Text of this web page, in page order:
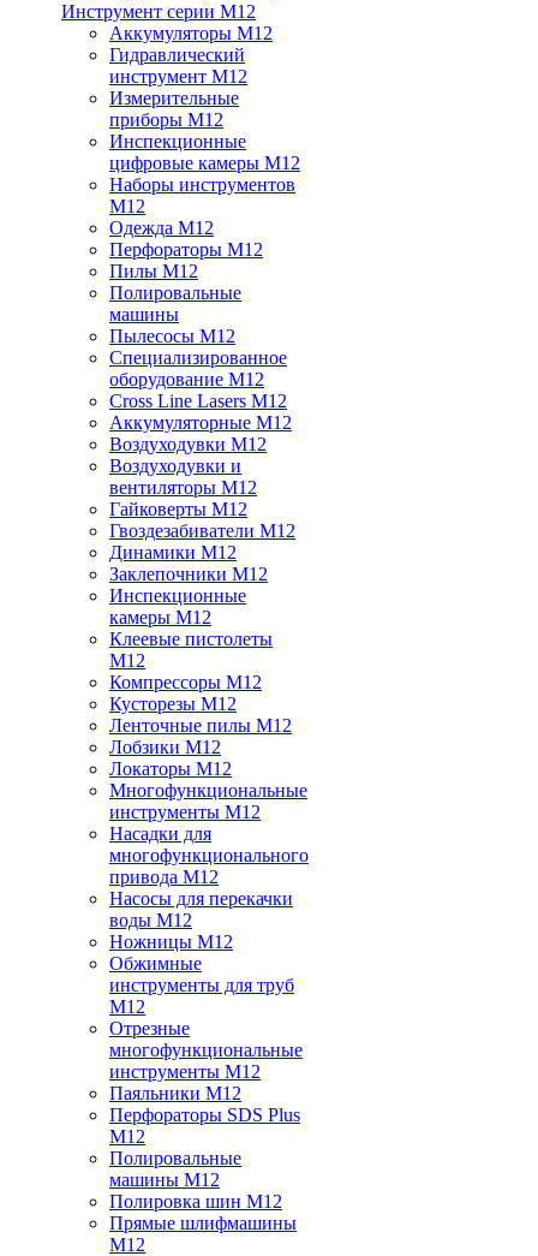
Инструмент серии M12
Аккумуляторы M12
Гидравлический
инструмент M12
Измерительные
приборы M12
Инспекционные
цифровые камеры M12
Наборы инструментов
M12
Одежда M12
Перфораторы M12
Пилы M12
Полировальные
машины
Пылесосы M12
Специализированное
оборудование M12
Cross Line Lasers M12
Аккумуляторные M12
Воздуходувки M12
Воздуходувки и
вентиляторы M12
Гайковерты M12
Гвоздезабиватели M12
Динамики M12
Заклепочники M12
Инспекционные
камеры M12
Клеевые пистолеты
M12
Компрессоры M12
Кусторезы M12
Ленточные пилы M12
Лобзики M12
Локаторы M12
Многофункциональные
инструменты M12
Насадки для
многофункционального
привода M12
Насосы для перекачки
воды M12
Ножницы M12
Обжимные
инструменты для труб
M12
Отрезные
многофункциональные
инструменты M12
Паяльники M12
Перфораторы SDS Plus
M12
Полировальные
машины M12
Полировка шин M12
Прямые шлифмашины
M12